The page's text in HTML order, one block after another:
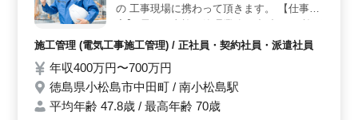
にもおすすめです。 ＜通勤と生活の利便性＞ 阿波
富田駅から近く、車通勤も可能で無料駐車場も完備され
ています。さらに、単身用の宿舎も完備されており、遠
方からの応募でも安心して働ける環境が整っています。
通勤と生活の利便性を兼ね備えた職場で、ストレスの少
ない快適な働き方ができます。
の 工事現場に携わって頂きます。 【仕事内
容】 電気工事施工管理業務 ・打合せ ・施工
図の作成 ・工事の工程、品質、安全管理 ・
者、是非ご応募ください! 50代、60代の方も
歓迎です。 【有資格者優遇】 ・1級電気工
事施工管理技士 ・2級電気工事施工管理技士
施工管理 (電気工事施工管理) / 正社員・契約社員・派遣社員
年収400万円〜700万円
徳島県小松島市中田町 / 南小松島駅
平均年齢 47.8歳 / 最高年齢 70歳